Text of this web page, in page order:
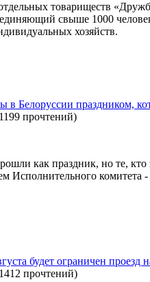
товариществ
свыше 1000
хозяйств.
в Белоруссии праздником,
1199 прочтений)
как праздник, но те, кто
Исполнительного
будет ограничен проезд
1412 прочтений)